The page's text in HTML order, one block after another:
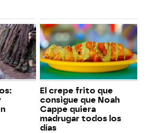
El crepe frito que
consigue que Noah
Cappe quiera
madrugar todos los
días